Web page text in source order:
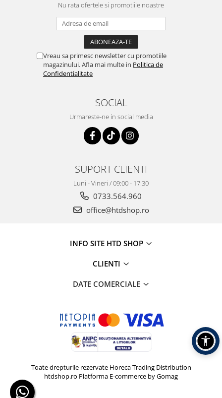
Nu rata ofertele si promotiile noastre
Vreau sa primesc newsletter cu promotiile
magazinului. Afla mai multe in Politica de
Confidentialitate
SOCIAL
Urmareste-ne in social media
SUPORT CLIENTI
Luni - Vineri / 09:00 - 17:30
0733.564.960
office@htdshop.ro
INFO SITE HTD SHOP
CLIENTI
DATE COMERCIALE
Toate drepturile rezervate Horeca Trading Distribution
htdshop.ro Platforma E-commerce by Gomag